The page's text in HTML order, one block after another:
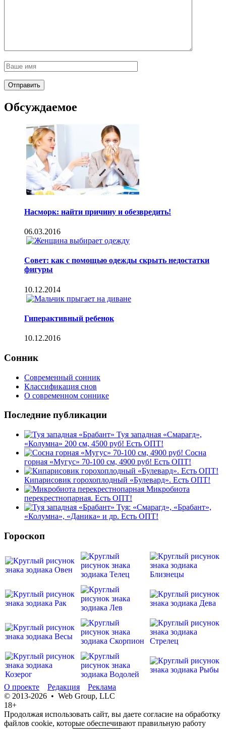
Обсуждаемое
Насморк: найти причину и обезвредить!
06.03.2016
Совет: как с помощью одежды скрыть недостатки
фигуры
10.12.2014
Гиперактивный ребенок
10.12.2016
Сонник
Современный сонник
Классификация снов
О современном соннике
Последние публикации
Туя западная «Смарагд»,
«Колумна» 200 см, 4500 руб! Есть ОПТ!
Сосна
горная «Мугус» 70-100 см, 4900 руб! Есть ОПТ!
Кипарисовик горохоплодный «Булевард». Есть ОПТ!
Микробиота
перекрестнопарная. Есть ОПТ!
Туя: «Смарагд», «Брабант»,
«Колумна», «Даника» и др. Есть ОПТ!
Гороскоп
О проекте Редакция
Реклама
© 2013-2026 • Web Group, LLC
18+
Продолжая использовать сайт, вы даете согласие на обработку
файлов cookie, которые обеспечивают правильную работу